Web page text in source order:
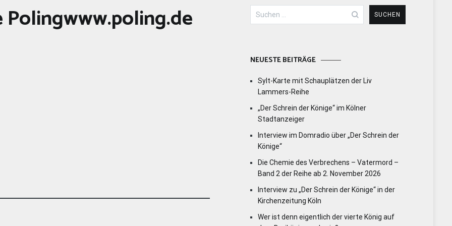
Suchen
nach:
NEUESTE BEITRÄGE
Sylt-Karte mit Schauplätzen der Liv
Lammers-Reihe
„Der Schrein der Könige“ im Kölner
Stadtanzeiger
Interview im Domradio über „Der Schrein der
Könige“
Die Chemie des Verbrechens – Vatermord –
Band 2 der Reihe ab 2. November 2026
Interview zu „Der Schrein der Könige“ in der
Kirchenzeitung Köln
Wer ist denn eigentlich der vierte König auf